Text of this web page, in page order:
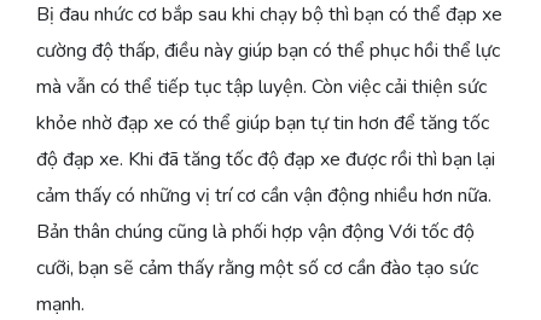
Bị đau nhức cơ bắp sau khi chạy bộ thì bạn có thể đạp xe
cường độ thấp, điều này giúp bạn có thể phục hồi thể lực
mà vẫn có thể tiếp tục tập luyện. Còn việc cải thiện sức
khỏe nhờ đạp xe có thể giúp bạn tự tin hơn để tăng tốc
độ đạp xe. Khi đã tăng tốc độ đạp xe được rồi thì bạn lại
cảm thấy có những vị trí cơ cần vận động nhiều hơn nữa.
Bản thân chúng cũng là phối hợp vận động Với tốc độ
cưỡi, bạn sẽ cảm thấy rằng một số cơ cần đào tạo sức
mạnh.